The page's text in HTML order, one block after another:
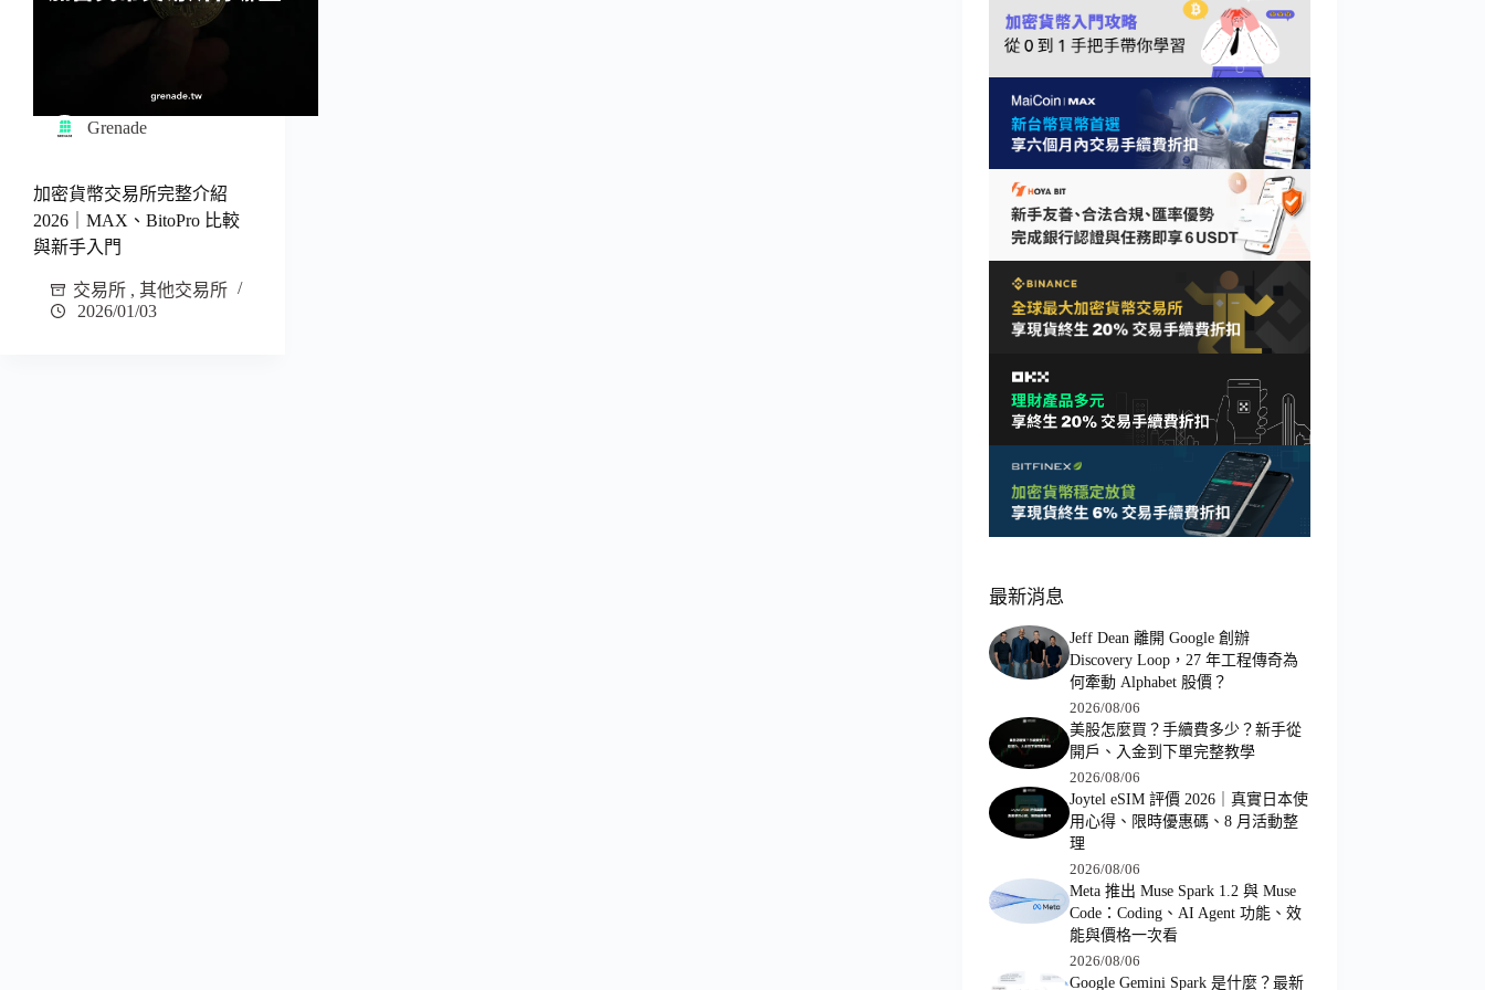
Grenade
加密貨幣交易所完整介紹
2026｜MAX、BitoPro 比較
與新手入門
交易所 , 其他交易所
2026/01/03
最新消息
Jeff Dean 離開 Google 創辦
Discovery Loop，27 年工程傳奇為
何牽動 Alphabet 股價？
2026/08/06
美股怎麼買？手續費多少？新手從
開戶、入金到下單完整教學
2026/08/06
Joytel eSIM 評價 2026｜真實日本使
用心得、限時優惠碼、8 月活動整
理
2026/08/06
Meta 推出 Muse Spark 1.2 與 Muse
Code：Coding、AI Agent 功能、效
能與價格一次看
2026/08/06
Google Gemini Spark 是什麼？最新